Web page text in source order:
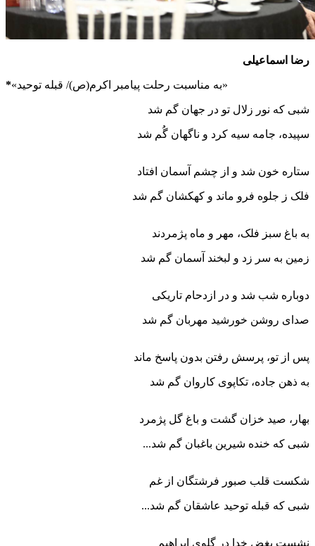
رضا اسماعیلی
* «به مناسبت رحلت پیامبر اکرم(ص)/ قبله توحید»
شبی که نور زلال تو در جهان گم شد
سپیده، جامه سیه کرد و ناگهان گُم شد
ستاره خون شد و از چشم آسمان افتاد
فلک ز جلوه فرو ماند و کهکشان گم شد
به باغ سبز فلک، مهر و ماه پژمردند
زمین به سر زد و لبخند آسمان گم شد
دوباره شب شد و در ازدحام تاریکی
صدای روشن خورشید مهربان گم شد
پس از تو، پرسش رفتن بدون پاسخ ماند
به ذهن جاده، تکاپوی کاروان گم شد
بهار، صید خزان گشت و باغ گل پژمرد
شبی که خنده شیرین باغبان گم شد...
شکست قلب صبور فرشتگان از غم
شبی که قبله توحید عاشقان گم شد...
نشست بغض خدا در گلوی ابراهیم